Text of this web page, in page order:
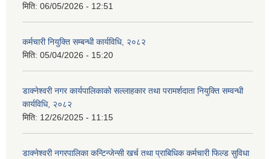
मिति: 06/05/2026 - 12:51
कर्मचारी नियुक्ति सम्बन्धी कार्यविधि, २०८२
मिति: 05/04/2026 - 15:20
डाक्नेश्वरी नगर कार्यपालिकाको सल्लाहकार तथा परामर्शदाता नियुक्ति सम्वन्धी
कार्यविधि, २०८२
मिति: 12/26/2025 - 11:15
डाक्नेश्वरी नगरपालिका कन्टिन्जेन्सी खर्च तथा प्राबिधिक कर्मचारी फिल्ड सुविधा